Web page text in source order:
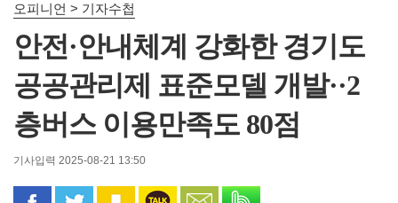
오피니언 > 기자수첩
안전·안내체계 강화한 경기도
공공관리제 표준모델 개발··2
층버스 이용만족도 80점
기사입력 2025-08-21 13:50
페이스북으로 공유
트위터로 공유카카오 스토리로 공유
카카오톡으로 공유
문자로 공유